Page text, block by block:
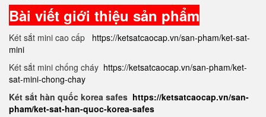
Bài viết giới thiệu sản phẩm
Két sắt mini cao cấp https://ketsatcaocap.vn/san-pham/ket-sat-
mini
Két sắt mini chống cháy https://ketsatcaocap.vn/san-pham/ket-
sat-mini-chong-chay
Két sắt hàn quốc korea safes https://ketsatcaocap.vn/san-
pham/ket-sat-han-quoc-korea-safes